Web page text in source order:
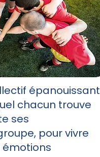
épanouissant
chacun trouve
ses
pour vivre
émotions